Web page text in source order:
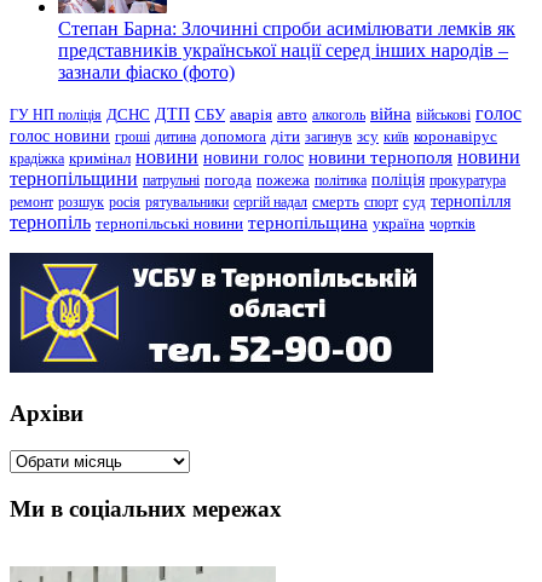
Степан Барна: Злочинні спроби асимілювати лемків як
представників української нації серед інших народів –
зазнали фіаско (фото)
ГУ НП поліція ДСНС ДТП СБУ аварія авто алкоголь війна військові голос
голос новини гроші дитина допомога діти загинув зсу київ коронавірус
крадіжка кримінал новини новини голос новини тернополя новини
тернопільщини патрульні погода пожежа політика поліція прокуратура
ремонт розшук росія рятувальники сергій надал смерть спорт суд тернопілля
тернопіль тернопільські новини тернопільщина україна чортків
Архіви
Архіви
Ми в соціальних мережах